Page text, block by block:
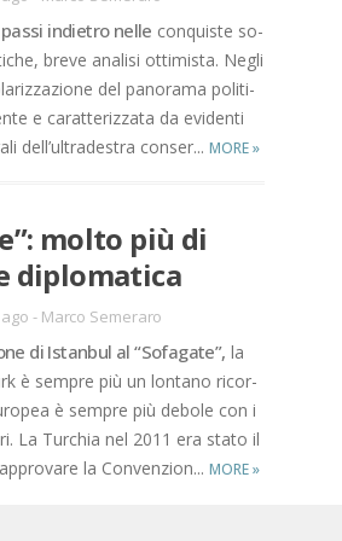
in­die­tro nel­le con­qui­ste so­
bre­ve ana­li­si ot­ti­mi­sta. Ne­gli
del pa­no­ra­ma po­li­ti­
e ca­rat­te­riz­za­ta da evi­den­ti
del­l’ul­tra­de­stra con­ser­... MORE»
mol­to più di
di­plo­ma­ti­ca
- Marco Semeraro
di Istan­bul al “So­fa­ga­te”, la
è sem­pre più un lon­ta­no ri­cor­
è sem­pre più de­bo­le con i
La Tur­chia nel 2011 era sta­to il
la Con­ven­zio­n... MORE»